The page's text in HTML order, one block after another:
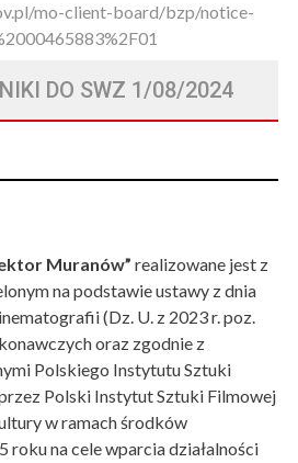
mo-client-board/bzp/notice-
DO SWZ 1/08/2024
Muranów” realizowane jest z
na podstawie ustawy z dnia
(Dz. U. z 2023 r. poz.
oraz zgodnie z
Polskiego Instytutu Sztuki
Polski Instytut Sztuki Filmowej
w ramach środków
roku na cele wparcia działalności